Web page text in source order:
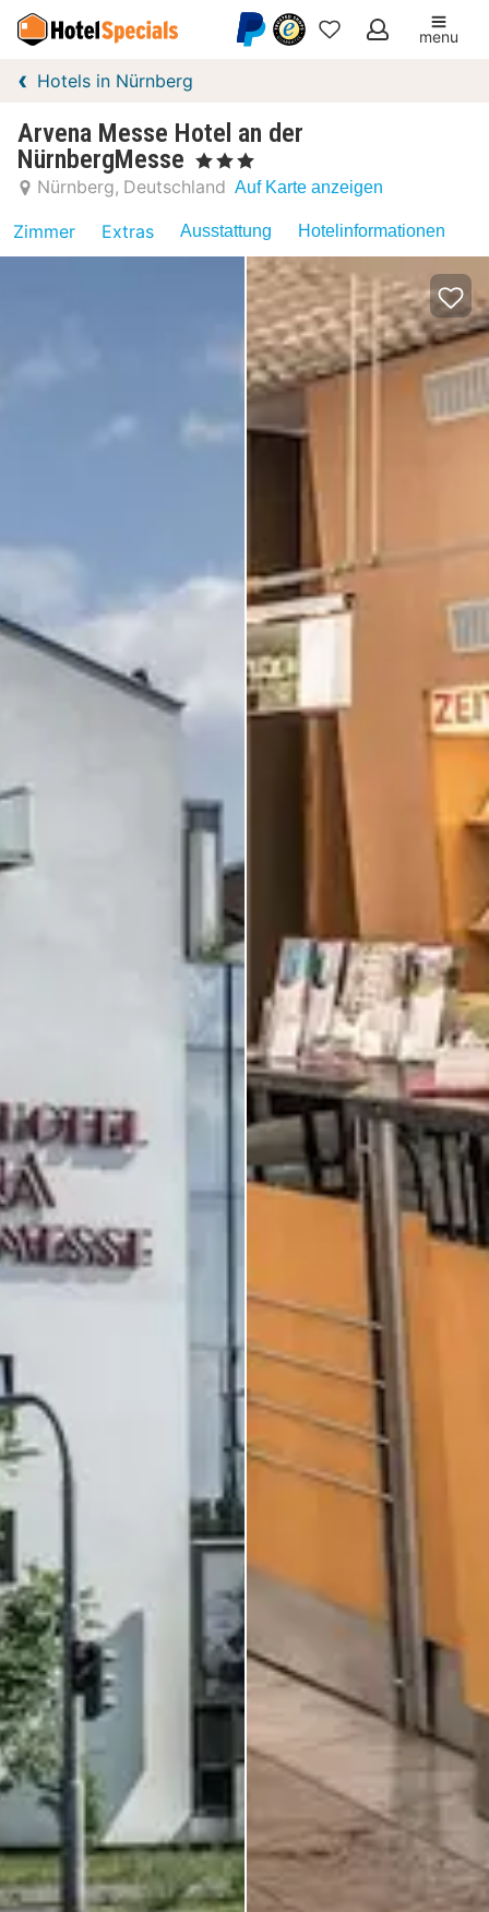
Meine
menu
Hotels in Nürnberg
Arvena Messe Hotel an der
NürnbergMesse
, 3 Sterne
Nürnberg Deutschland Auf Karte anzeigen
Zimmer Extras Ausstattung Hotelinformationen